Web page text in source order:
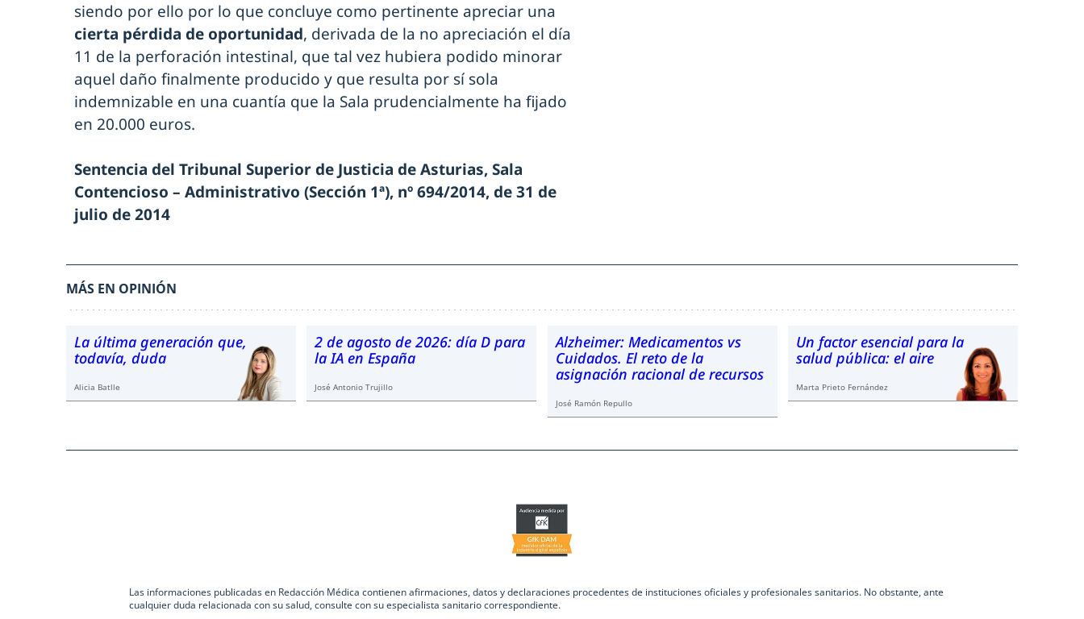
siendo por ello por lo que concluye como pertinente apreciar una
cierta pérdida de oportunidad, derivada de la no apreciación el día
11 de la perforación intestinal, que tal vez hubiera podido minorar
aquel daño finalmente producido y que resulta por sí sola
indemnizable en una cuantía que la Sala prudencialmente ha fijado
en 20.000 euros.
Sentencia del Tribunal Superior de Justicia de Asturias, Sala
Contencioso – Administrativo (Sección 1ª), nº 694/2014, de 31 de
julio de 2014
MÁS EN OPINIÓN
La última generación que,
todavía, duda
Alicia Batlle
2 de agosto de 2026: día D para
la IA en España
José Antonio Trujillo
Alzheimer: Medicamentos vs
Cuidados. El reto de la
asignación racional de recursos
José Ramón Repullo
Un factor esencial para la
salud pública: el aire
Marta Prieto Fernández
Las informaciones publicadas en Redacción Médica contienen afirmaciones, datos y declaraciones procedentes de instituciones oficiales y profesionales sanitarios. No obstante, ante
cualquier duda relacionada con su salud, consulte con su especialista sanitario correspondiente.